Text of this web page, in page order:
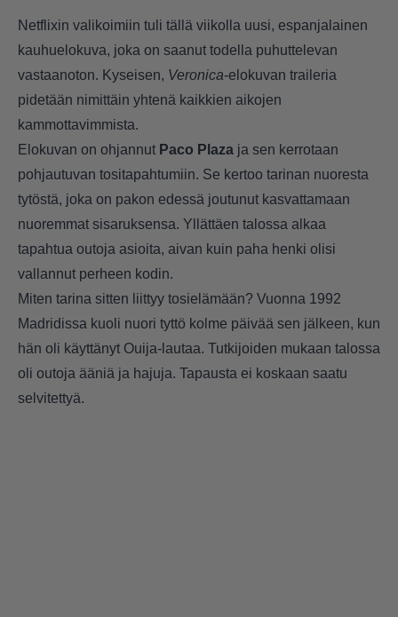
Netflixin valikoimiin tuli tällä viikolla uusi, espanjalainen
kauhuelokuva, joka on saanut todella puhuttelevan
vastaanoton. Kyseisen, Veronica-elokuvan traileria
pidetään nimittäin yhtenä kaikkien aikojen
kammottavimmista.
Elokuvan on ohjannut Paco Plaza ja sen kerrotaan
pohjautuvan tositapahtumiin. Se kertoo tarinan nuoresta
tytöstä, joka on pakon edessä joutunut kasvattamaan
nuoremmat sisaruksensa. Yllättäen talossa alkaa
tapahtua outoja asioita, aivan kuin paha henki olisi
vallannut perheen kodin.
Miten tarina sitten liittyy tosielämään? Vuonna 1992
Madridissa kuoli nuori tyttö kolme päivää sen jälkeen, kun
hän oli käyttänyt Ouija-lautaa. Tutkijoiden mukaan talossa
oli outoja ääniä ja hajuja. Tapausta ei koskaan saatu
selvitettyä.